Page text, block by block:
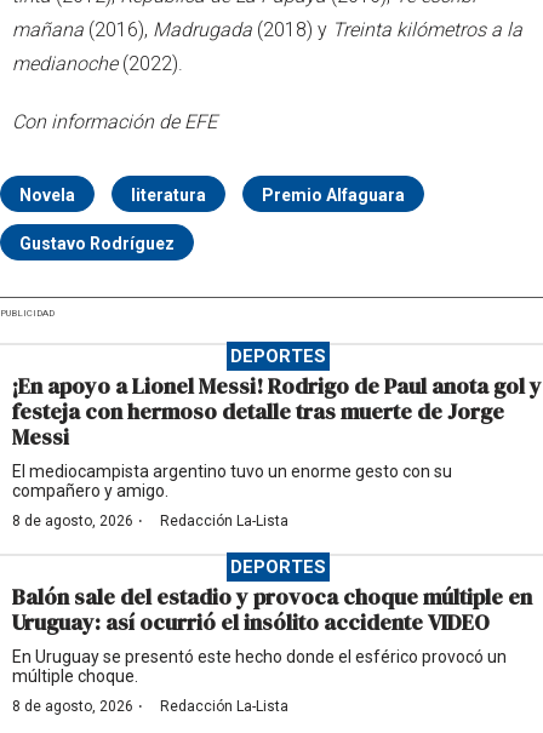
mañana (2016), Madrugada (2018) y Treinta kilómetros a la
medianoche(2022).
Con información de EFE
Novela literatura Premio Alfaguara
Gustavo Rodríguez
PUBLICIDAD
DEPORTES
¡En apoyo a Lionel Messi! Rodrigo de Paul anota gol y
festeja con hermoso detalle tras muerte de Jorge
Messi
El mediocampista argentino tuvo un enorme gesto con su
compañero y amigo.
8 de agosto, 2026 · Redacción La-Lista
DEPORTES
Balón sale del estadio y provoca choque múltiple en
Uruguay: así ocurrió el insólito accidente VIDEO
En Uruguay se presentó este hecho donde el esférico provocó un
múltiple choque.
8 de agosto, 2026 · Redacción La-Lista